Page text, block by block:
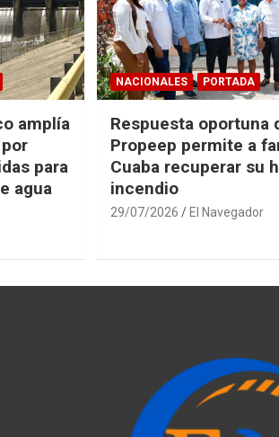
amplía
para
agua
NACIONALES PORTADA
Respuesta oportuna
Propeep permite a
Cuaba recuperar su
incendio
29/07/2026 El Navegador